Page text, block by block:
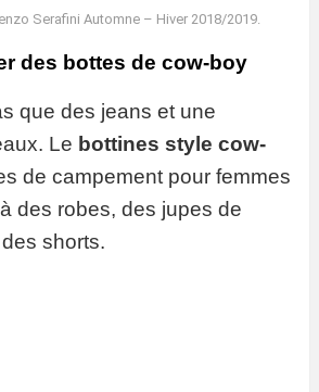
Serafini Automne – Hiver 2018/2019.
des bottes de cow-boy
que des jeans et une
Le bottines style cow-
de campement pour femmes
des robes, des jupes de
shorts.